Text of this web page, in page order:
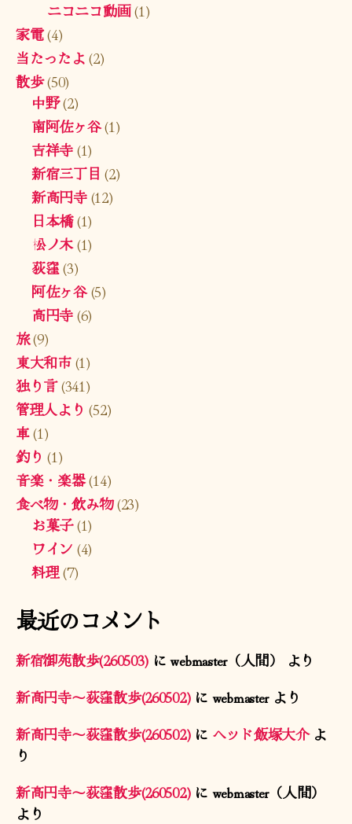
ニコニコ動画(1)
家電(4)
当たったよ(2)
散歩(50)
中野(2)
南阿佐ヶ谷(1)
吉祥寺(1)
新宿三丁目 (2)
新高円寺(12)
日本橋(1)
松ノ木(1)
荻窪(3)
阿佐ヶ谷(5)
高円寺(6)
旅(9)
東大和市(1)
独り言(341)
管理人より (52)
車(1)
釣り (1)
音楽・楽器(14)
食べ物・飲み物(23)
お菓子(1)
ワイン (4)
料理(7)
最近のコメント
新宿御苑散歩(260503) にwebmaster（人間）
より
新高円寺〜荻窪散歩(260502)に webmasterより
新高円寺〜荻窪散歩(260502)に ヘッド飯塚大介よ
り
新高円寺〜荻窪散歩(260502)に webmaster（人間）
より